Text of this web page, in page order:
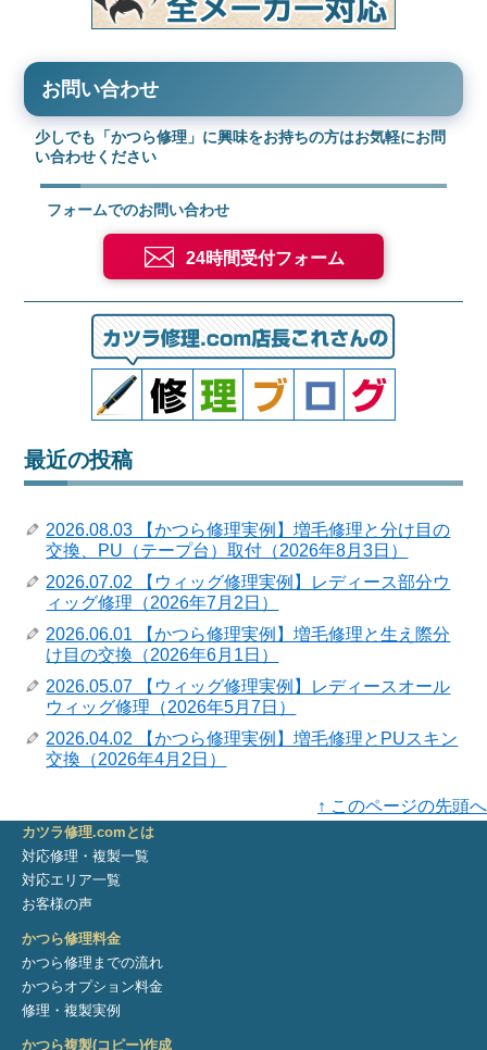
お問い合わせ
少しでも「かつら修理」に興味をお持ちの方はお気軽にお問
い合わせください
フォームでのお問い合わせ
24時間受付フォーム
最近の投稿
2026.08.03 【かつら修理実例】増毛修理と分け目の
交換、PU（テープ台）取付（2026年8月3日）
2026.07.02 【ウィッグ修理実例】レディース部分ウ
ィッグ修理（2026年7月2日）
2026.06.01 【かつら修理実例】増毛修理と生え際分
け目の交換（2026年6月1日）
2026.05.07 【ウィッグ修理実例】レディースオール
ウィッグ修理（2026年5月7日）
2026.04.02 【かつら修理実例】増毛修理とPUスキン
交換（2026年4月2日）
↑ このページの先頭へ
カツラ修理.comとは
対応修理・複製一覧
対応エリア一覧
お客様の声
かつら修理料金
かつら修理までの流れ
かつらオプション料金
修理・複製実例
かつら複製(コピー)作成